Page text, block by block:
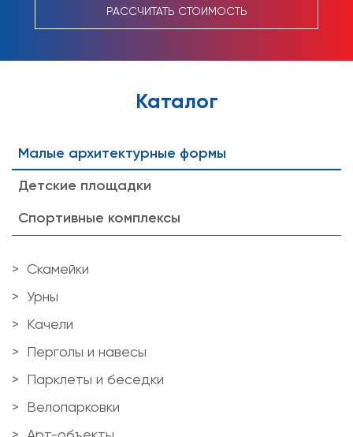
РАССЧИТАТЬ СТОИМОСТЬ
Каталог
Малые архитектурные формы
Детские площадки
Спортивные комплексы
Скамейки
Урны
Качели
Перголы и навесы
Парклеты и беседки
Велопарковки